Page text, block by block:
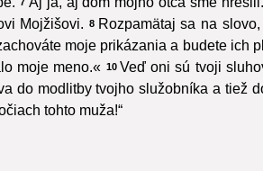
Mojžišovi. 8 Rozpamätaj sa na
moje prikázania a budete
moje meno.« 10 Veď oni sú tvoji
do modlitby tvojho služobníka a
tohto muža!“